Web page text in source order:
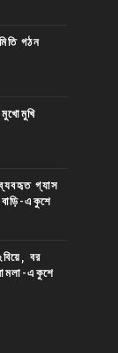
গঠন
ব্যবহৃত গ্যাস
বাড়ি-একুশে
বর
একুশে